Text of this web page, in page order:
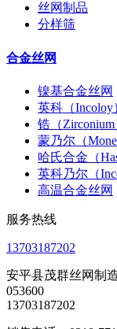
丝网制品
分样筛
合金丝网
镍基合金丝网
英科（Incoloy
锆（Zirconium
蒙乃尔（
哈氏合金（
英科乃尔（
高温合金丝网
服务热线
13703187202
安平县茂群丝网制
053600
13703187202